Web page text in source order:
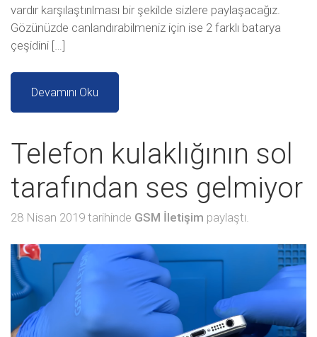
vardır karşılaştırılması bir şekilde sizlere paylaşacağız.
Gözünüzde canlandırabilmeniz için ise 2 farklı batarya
çeşidini […]
Devamını Oku
Telefon kulaklığının sol
tarafından ses gelmiyor
28 Nisan 2019 tarihinde GSM İletişim paylaştı.